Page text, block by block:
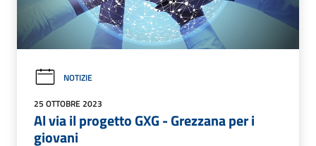
NOTIZIE
25 OTTOBRE 2023
Al via il progetto GXG - Grezzana per i
giovani